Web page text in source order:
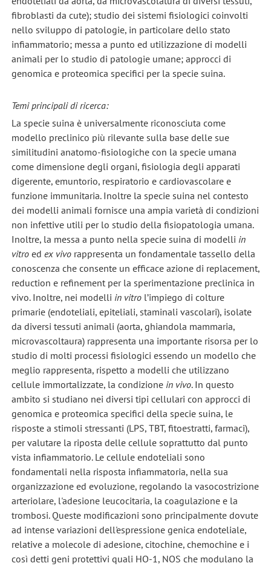
fibroblasti da cute); studio dei sistemi fisiologici coinvolti
nello sviluppo di patologie, in particolare dello stato
infiammatorio; messa a punto ed utilizzazione di modelli
animali per lo studio di patologie umane; approcci di
genomica e proteomica specifici per la specie suina.
Temi principali di ricerca:
La specie suina è universalmente riconosciuta come
modello preclinico più rilevante sulla base delle sue
similitudini anatomo-fisiologiche con la specie umana
come dimensione degli organi, fisiologia degli apparati
digerente, emuntorio, respiratorio e cardiovascolare e
funzione immunitaria. Inoltre la specie suina nel contesto
dei modelli animali fornisce una ampia varietà di condizioni
non infettive utili per lo studio della fisiopatologia umana.
Inoltre, la messa a punto nella specie suina di modelli in
vitroed ex vivorappresenta un fondamentale tassello della
conoscenza che consente un efficace azione di replacement,
reduction e refinement per la sperimentazione preclinica in
vivo. Inoltre, nei modelli in vitrol’impiego di colture
primarie (endoteliali, epiteliali, staminali vascolari), isolate
da diversi tessuti animali (aorta, ghiandola mammaria,
microvascoltaura) rappresenta una importante risorsa per lo
studio di molti processi fisiologici essendo un modello che
meglio rappresenta, rispetto a modelli che utilizzano
cellule immortalizzate, la condizione in vivo. In questo
ambito si studiano nei diversi tipi cellulari con approcci di
genomica e proteomica specifici della specie suina, le
risposte a stimoli stressanti (LPS, TBT, fitoestratti, farmaci),
per valutare la riposta delle cellule soprattutto dal punto
vista infiammatorio. Le cellule endoteliali sono
fondamentali nella risposta infiammatoria, nella sua
organizzazione ed evoluzione, regolando la vasocostrizione
arteriolare, l'adesione leucocitaria, la coagulazione e la
trombosi. Queste modificazioni sono principalmente dovute
ad intense variazioni dell'espressione genica endoteliale,
relative a molecole di adesione, citochine, chemochine e i
così detti geni protettivi quali HO-1, NOS che modulano la